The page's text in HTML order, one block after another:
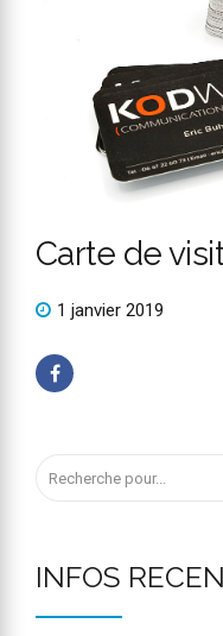
Carte de
1 janvier 2019
INFOS